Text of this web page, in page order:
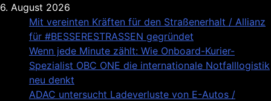
Skip
content
6. August 2026
Mit vereinten Kräften für den Straßenerhalt / Allianz
für #BESSERESTRASSEN gegründet
Wenn jede Minute zählt: Wie Onboard-Kurier-
Spezialist OBC ONE die internationale Notfalllogistik
neu denkt
ADAC untersucht Ladeverluste von E-Autos /